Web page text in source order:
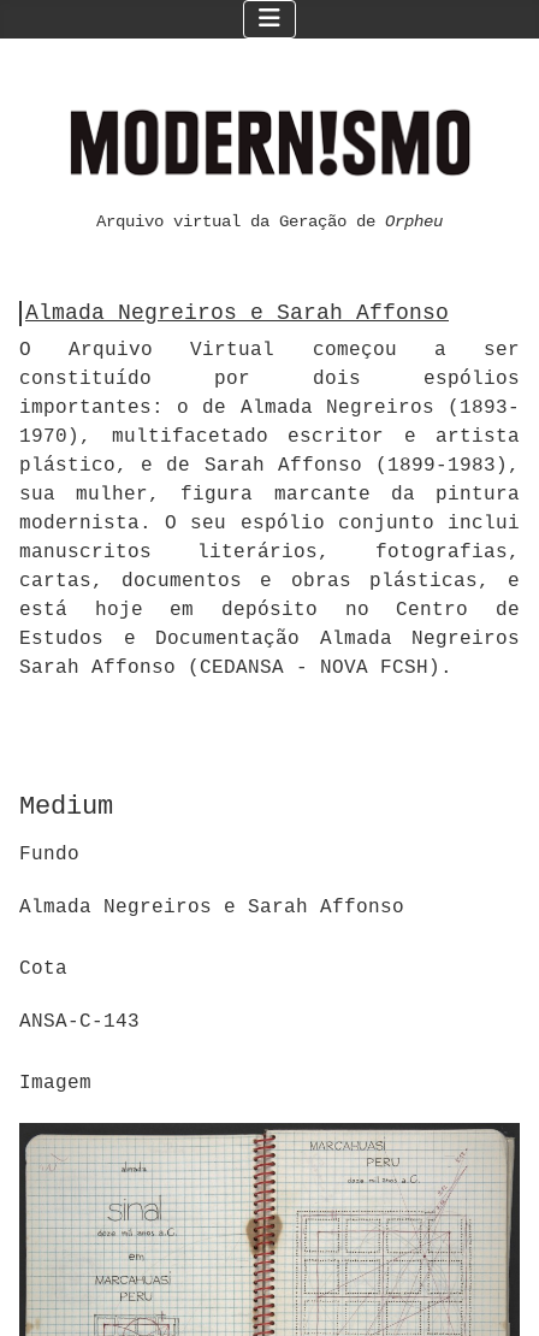
Arquivo virtual da Geração de Orpheu
Almada Negreiros e Sarah Affonso
O Arquivo Virtual começou a ser
constituído por dois espólios
importantes: o de Almada Negreiros (1893-
1970), multifacetado escritor e artista
plástico, e de Sarah Affonso (1899-1983),
sua mulher, figura marcante da pintura
modernista. O seu espólio conjunto inclui
manuscritos literários, fotografias,
cartas, documentos e obras plásticas, e
está hoje em depósito no Centro de
Estudos e Documentação Almada Negreiros
Sarah Affonso (CEDANSA - NOVA FCSH).
Medium
Fundo
Almada Negreiros e Sarah Affonso
Cota
ANSA-C-143
Imagem